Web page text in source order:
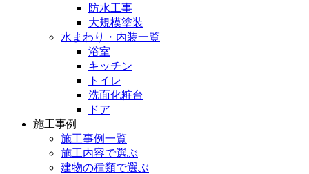
防水工事
大規模塗装
水まわり・内装一覧
浴室
キッチン
トイレ
洗面化粧台
ドア
施工事例
施工事例一覧
施工内容で選ぶ
建物の種類で選ぶ